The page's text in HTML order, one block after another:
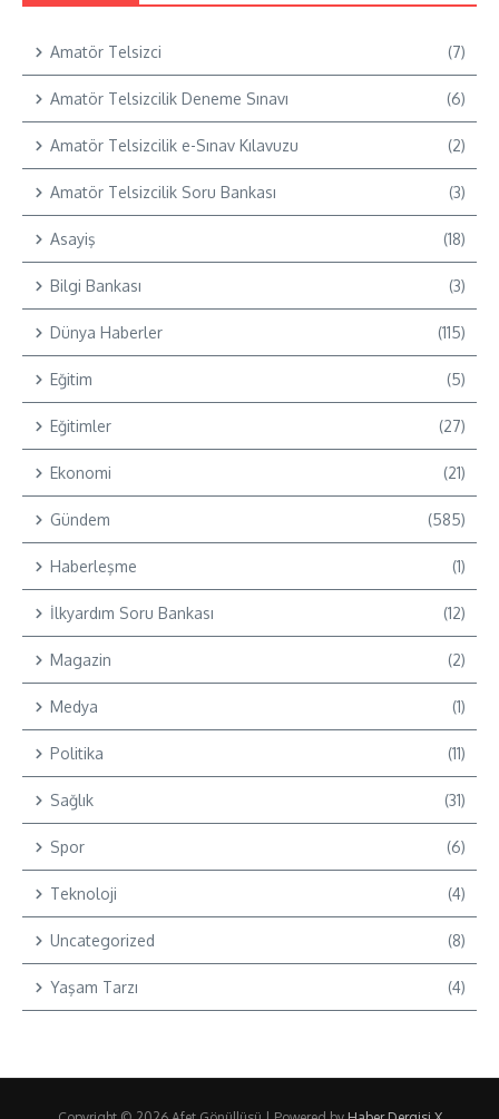
Amatör Telsizci (7)
Amatör Telsizcilik Deneme Sınavı (6)
Amatör Telsizcilik e-Sınav Kılavuzu (2)
Amatör Telsizcilik Soru Bankası (3)
Asayiş (18)
Bilgi Bankası (3)
Dünya Haberler (115)
Eğitim (5)
Eğitimler (27)
Ekonomi (21)
Gündem (585)
Haberleşme (1)
İlkyardım Soru Bankası (12)
Magazin (2)
Medya (1)
Politika (11)
Sağlık (31)
Spor (6)
Teknoloji (4)
Uncategorized (8)
Yaşam Tarzı (4)